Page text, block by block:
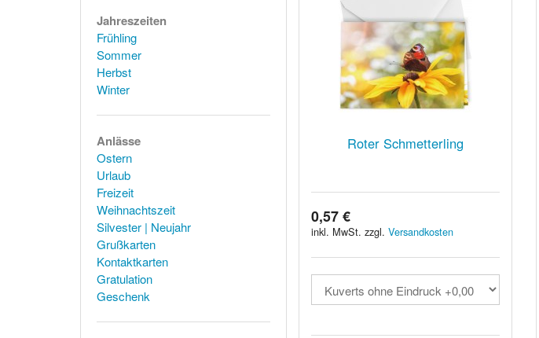
Roter Schmetterling
0,57 €
inkl. MwSt. zzgl. Versandkosten
Jahreszeiten
Frühling
Sommer
Herbst
Winter
Anlässe
Ostern
Urlaub
Freizeit
Weihnachtszeit
Silvester | Neujahr
Grußkarten
Kontaktkarten
Gratulation
Geschenk